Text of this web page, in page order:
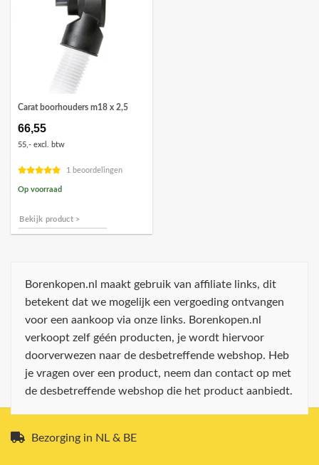
Carat boorhouders m18 x 2,5
66,55
55,- excl. btw
1 beoordelingen
Op voorraad
Bekijk product >
Borenkopen.nl maakt gebruik van affiliate links, dit
betekent dat we mogelijk een vergoeding ontvangen
voor een aankoop via onze links. Borenkopen.nl
verkoopt zelf géén producten, je wordt hiervoor
doorverwezen naar de desbetreffende webshop. Heb
je vragen over een product, neem dan contact op met
de desbetreffende webshop die het product aanbiedt.
Bezorging in NL & BE